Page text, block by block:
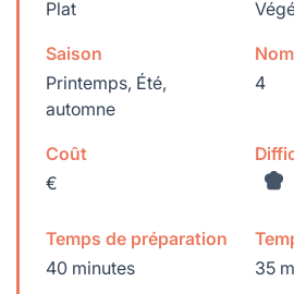
Plat
Saison
Printemps, Été,
automne
4
Coût
€
Temps de préparation
40 minutes
35